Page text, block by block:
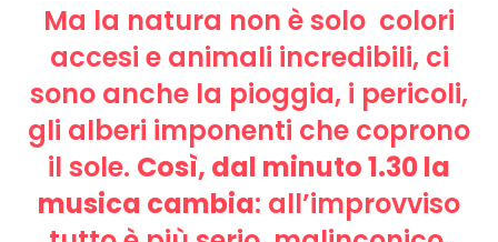
Ma la natura non è solo colori
accesi e animali incredibili, ci
sono anche la pioggia, i pericoli,
gli alberi imponenti che coprono
il sole. Così, dal minuto 1.30 la
musica cambia: all’improvviso